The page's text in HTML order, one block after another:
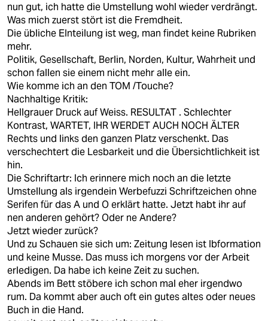
nun gut, ich hatte die Umstellung wohl wieder verdrängt.
Was mich zuerst stört ist die Fremdheit.
Die übliche EInteilung ist weg, man findet keine Rubriken
mehr.
Politik, Gesellschaft, Berlin, Norden, Kultur, Wahrheit und
schon fallen sie einem nicht mehr alle ein.
Wie komme ich an den TOM /Touche?
Nachhaltige Kritik:
Hellgrauer Druck auf Weiss. RESULTAT . Schlechter
Kontrast, WARTET, IHR WERDET AUCH NOCH ÄLTER
Rechts und links den ganzen Platz verschenkt. Das
verschechtert die Lesbarkeit und die Übersichtlichkeit ist
hin.
Die Schriftartr: Ich erinnere mich noch an die letzte
Umstellung als irgendein Werbefuzzi Schriftzeichen ohne
Serifen für das A und O erklärt hatte. Jetzt habt ihr auf
nen anderen gehört? Oder ne Andere?
Jetzt wieder zurück?
Und zu Schauen sie sich um: Zeitung lesen ist Ibformation
und keine Musse. Das muss ich morgens vor der Arbeit
erledigen. Da habe ich keine Zeit zu suchen.
Abends im Bett stöbere ich schon mal eher irgendwo
rum. Da kommt aber auch oft ein gutes altes oder neues
Buch in die Hand.